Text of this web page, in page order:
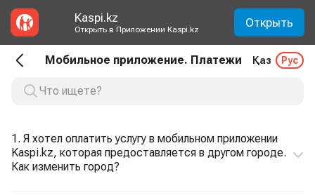
Kaspi.kz
Открыть в Приложении Kaspi.kz Открыть
Мобильное приложение. Платежи Қаз Рус
1. Я хотел оплатить услугу в мобильном приложении
Kaspi.kz, которая предоставляется в другом городе.
Как изменить город?